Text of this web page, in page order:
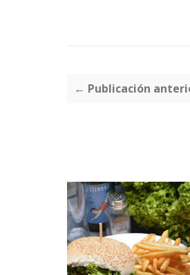
← Publicación